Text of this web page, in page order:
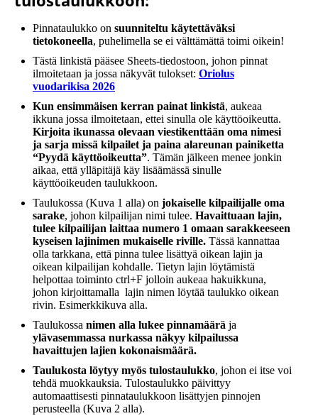
Pinnataulukko on suunniteltu käytettäväksi
tietokoneella, puhelimella se ei välttämättä toimi oikein!
Tästä linkistä pääsee Sheets-tiedostoon, johon pinnat
ilmoitetaan ja jossa näkyvät tulokset: Oriolus
vuodarikisa 2026
Kun ensimmäisen kerran painat linkistä, aukeaa
ikkuna jossa ilmoitetaan, ettei sinulla ole käyttöoikeutta.
Kirjoita ikunassa olevaan viestikenttään oma nimesi
ja sarja missä kilpailet ja paina alareunan painiketta
“Pyydä käyttöoikeutta”. Tämän jälkeen menee jonkin
aikaa, että ylläpitäjä käy lisäämässä sinulle
käyttöoikeuden taulukkoon.
Taulukossa (Kuva 1 alla) on jokaiselle kilpailijalle oma
sarake, johon kilpailijan nimi tulee. Havaittuaan lajin,
tulee kilpailijan laittaa numero 1 omaan sarakkeeseen
kyseisen lajinimen mukaiselle riville. Tässä kannattaa
olla tarkkana, että pinna tulee lisättyä oikean lajin ja
oikean kilpailijan kohdalle. Tietyn lajin löytämistä
helpottaa toiminto ctrl+F jolloin aukeaa hakuikkuna,
johon kirjoittamalla lajin nimen löytää taulukko oikean
rivin. Esimerkkikuva alla.
Taulukossa nimen alla lukee pinnamäärä ja
ylävasemmassa nurkassa näkyy kilpailussa
havaittujen lajien kokonaismäärä.
Taulukosta löytyy myös tulostaulukko, johon ei itse voi
tehdä muokkauksia. Tulostaulukko päivittyy
automaattisesti pinnataulukkoon lisättyjen pinnojen
perusteella (Kuva 2 alla).